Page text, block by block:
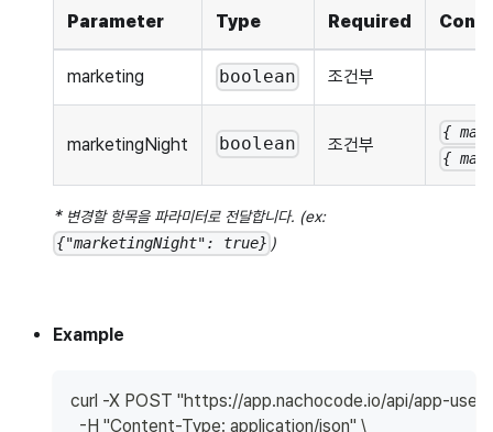
Parameter Type Required
marketing boolean 조건부
marketingNight boolean 조건부
{
{
* 변경할 항목을 파라미터로 전달합니다. (ex:
{"marketingNight": true} )
Example
curl -X POST "https://app.nachocode.io/api/app-
  -H "Content-Type: application/json" \